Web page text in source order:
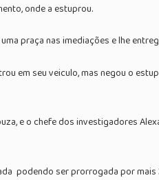
onde a estuprou.
praça nas imediações e lhe
em seu veiculo, mas negou o
e o chefe dos investigadores
podendo ser prorrogada por